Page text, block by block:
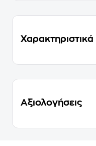
Χαρακτηριστικά
Αξιολογήσεις